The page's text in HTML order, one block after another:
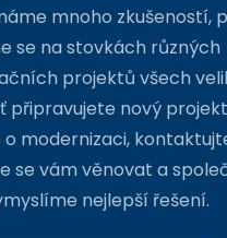
mnoho zkušeností,
se na stovkách různých
projektů všech
připravujete nový
o modernizaci,
se vám věnovat a
nejlepší řešení.